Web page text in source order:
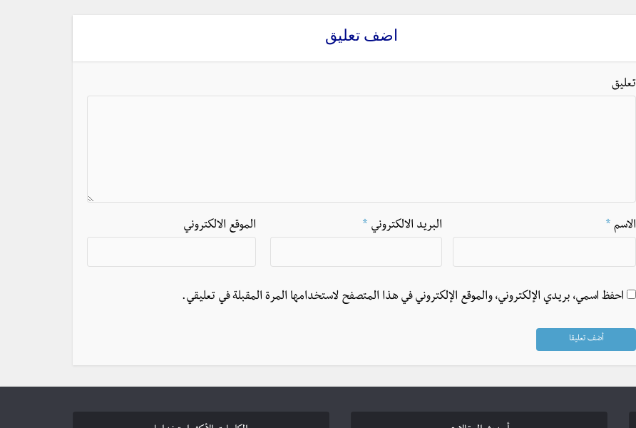
اضف تعليق
تعليق
الاسم * البريد الالكتروني * الموقع الالكتروني
احفظ اسمي، بريدي الإلكتروني، والموقع الإلكتروني في هذا المتصفح لاستخدامها المرة المقبلة في تعليقي.